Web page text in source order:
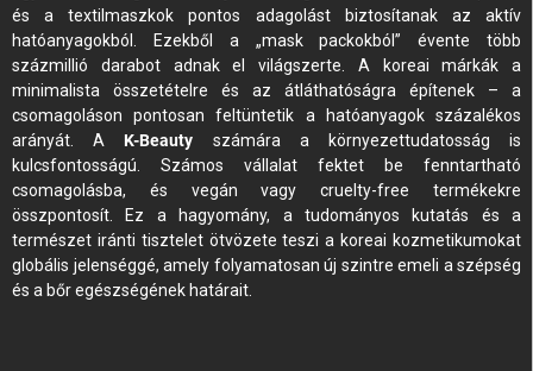
és a textilmaszkok pontos adagolást biztosítanak az aktív
hatóanyagokból. Ezekből a „mask packokból” évente több
százmillió darabot adnak el világszerte. A koreai márkák a
minimalista összetételre és az átláthatóságra építenek – a
csomagoláson pontosan feltüntetik a hatóanyagok százalékos
arányát. A K-Beauty számára a környezettudatosság is
kulcsfontosságú. Számos vállalat fektet be fenntartható
csomagolásba, és vegán vagy cruelty-free termékekre
összpontosít. Ez a hagyomány, a tudományos kutatás és a
természet iránti tisztelet ötvözete teszi a koreai kozmetikumokat
globális jelenséggé, amely folyamatosan új szintre emeli a szépség
és a bőr egészségének határait.